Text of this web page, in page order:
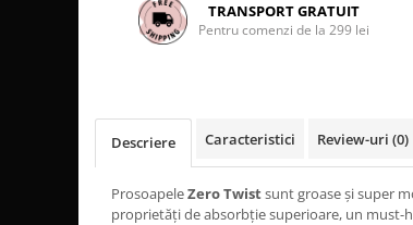
TRANSPORT GRATUIT
Pentru comenzi de la 299 lei
Descriere Caracteristici Review-uri (0)
ProsoapeleZero Twistsunt groase și super
proprietăți de absorbție superioare, un must-